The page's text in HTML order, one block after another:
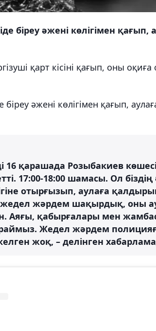
біреу әжені көлігімен
қарт кісіні қағып, оны
біреу әжені көлігімен қағып,
16 қарашада Розыбакиев
17:00-18:00 шамасы. Ол
отырғызып, аулаға
жедел жәрдем шақырдық, оны
Аяғы, қабырғалары мен
Жедел жәрдем
жоқ, – делінген